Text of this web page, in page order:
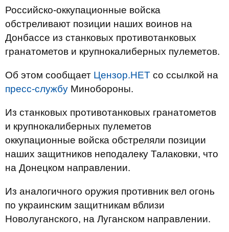
Российско-оккупационные войска
обстреливают позиции наших воинов на
Донбассе из станковых противотанковых
гранатометов и крупнокалиберных пулеметов.
Об этом сообщает Цензор.НЕТ со ссылкой на
пресс-службу Минобороны.
Из станковых противотанковых гранатометов
и крупнокалиберных пулеметов
оккупационные войска обстреляли позиции
наших защитников неподалеку Талаковки, что
на Донецком направлении.
Из аналогичного оружия противник вел огонь
по украинским защитникам вблизи
Новолуганского, на Луганском направлении.